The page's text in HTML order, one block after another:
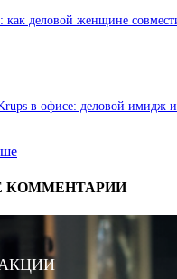
как деловой женщине
в офисе: деловой имидж и
КОММЕНТАРИИ